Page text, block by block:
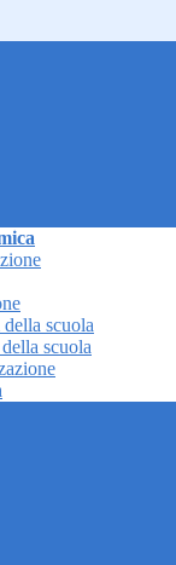
scuola
scuola